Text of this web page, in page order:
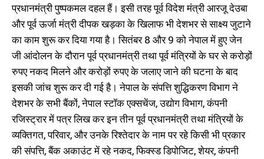
प्रधानमंत्री पुष्पकमल दहल हैं। इसी तरह पूर्व विदेश मंत्री आरजू देउबा
और पूर्व ऊर्जा मंत्री दीपक खड़का के खिलाफ भी देशभर से साक्ष्य जुटाने
का काम शुरू कर दिया गया है। सितंबर 8 और 9 को नेपाल में हुए जेन
जी आंदोलन के दौरान पूर्व प्रधानमंत्री तथा पूर्व मंत्रियों के घर से करोड़ों
रुपए नकद मिलने और करोड़ों रुपए के जलाए जाने की घटना के बाद
इसकी जांच शुरू कर दी गई है। नेपाल के संपत्ति शुद्धिकरण विभाग ने
देशभर के सभी बैंकों, नेपाल स्टॉक एक्सचेंज, उद्योग विभाग, कंपनी
रजिस्ट्रार में पत्र लिख कर इन तीन पूर्व प्रधानमंत्री तथा मंत्रियों के
व्यक्तिगत, परिवार, और उनके रिश्तेदार के नाम पर रहे किसी भी प्रकार
की संपत्ति, बैंक अकाउंट में रहे नकद, फिक्स्ड डिपोजिट, शेयर, कंपनी